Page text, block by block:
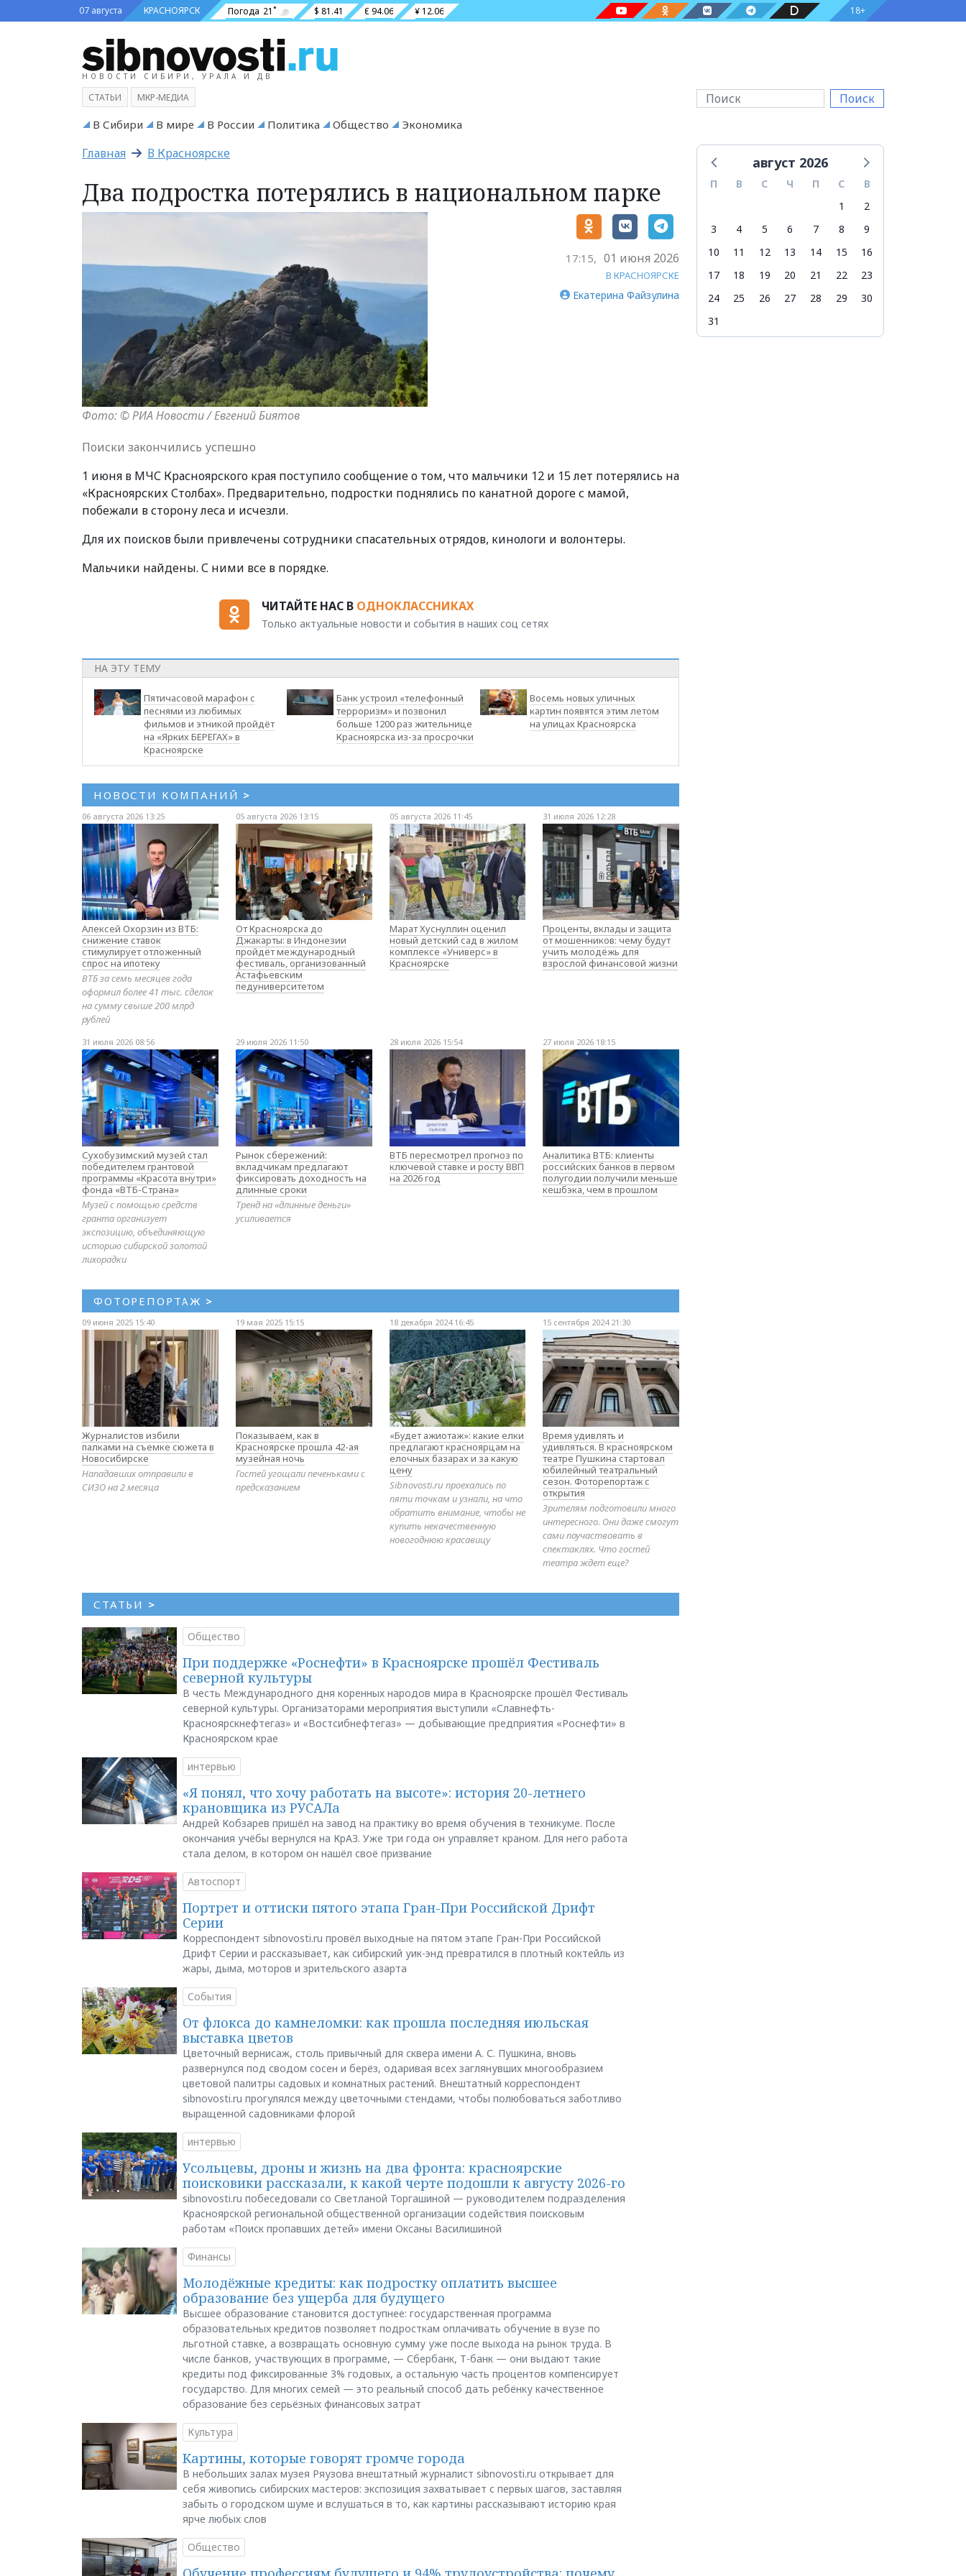
07 августа КРАСНОЯРСК Погода 21˚ $ 81.41 € 94.06 ¥ 12.06 18+
НОВОСТИ СИБИРИ, УРАЛА И ДВ
Поиск
СТАТЬИ МКР-МЕДИА
В Сибири В мире В России Политика Общество Экономика
Главная В Красноярске
Два подростка потерялись в национальном парке
Фото: © РИА Новости / Евгений Биятов
17:15, 01 июня 2026
В КРАСНОЯРСКЕ
Екатерина Файзулина
Поиски закончились успешно
1 июня в МЧС Красноярского края поступило сообщение о том, что мальчики 12 и 15 лет потерялись на
«Красноярских Столбах». Предварительно, подростки поднялись по канатной дороге с мамой,
побежали в сторону леса и исчезли.
Для их поисков были привлечены сотрудники спасательных отрядов, кинологи и волонтеры.
Мальчики найдены. С ними все в порядке.
ЧИТАЙТЕ НАС В ОДНОКЛАССНИКАХ
Только актуальные новости и события в наших соц сетях
НА ЭТУ ТЕМУ
Пятичасовой марафон с
песнями из любимых
фильмов и этникой пройдёт
на «Ярких БЕРЕГАХ» в
Красноярске
Банк устроил «телефонный
терроризм» и позвонил
больше 1200 раз жительнице
Красноярска из-за просрочки
Восемь новых уличных
картин появятся этим летом
на улицах Красноярска
НОВОСТИ КОМПАНИЙ >
06 августа 2026 13:25
Алексей Охорзин из ВТБ:
снижение ставок
стимулирует отложенный
спрос на ипотеку
ВТБ за семь месяцев года
оформил более 41 тыс. сделок
на сумму свыше 200 млрд
рублей
05 августа 2026 13:15
От Красноярска до
Джакарты: в Индонезии
пройдёт международный
фестиваль, организованный
Астафьевским
педуниверситетом
05 августа 2026 11:45
Марат Хуснуллин оценил
новый детский сад в жилом
комплексе «Универс» в
Красноярске
31 июля 2026 12:28
Проценты, вклады и защита
от мошенников: чему будут
учить молодёжь для
взрослой финансовой жизни
31 июля 2026 08:56
Сухобузимский музей стал
победителем грантовой
программы «Красота внутри»
фонда «ВТБ-Страна»
Музей с помощью средств
гранта организует
экспозицию, объединяющую
историю сибирской золотой
лихорадки
29 июля 2026 11:50
Рынок сбережений:
вкладчикам предлагают
фиксировать доходность на
длинные сроки
Тренд на «длинные деньги»
усиливается
28 июля 2026 15:54
ВТБ пересмотрел прогноз по
ключевой ставке и росту ВВП
на 2026 год
27 июля 2026 18:15
Аналитика ВТБ: клиенты
российских банков в первом
полугодии получили меньше
кешбэка, чем в прошлом
ФОТОРЕПОРТАЖ >
09 июня 2025 15:40
Журналистов избили
палками на съемке сюжета в
Новосибирске
Нападавших отправили в
СИЗО на 2 месяца
19 мая 2025 15:15
Показываем, как в
Красноярске прошла 42-ая
музейная ночь
Гостей угощали печеньками с
предсказанием
18 декабря 2024 16:45
«Будет ажиотаж»: какие елки
предлагают красноярцам на
елочных базарах и за какую
цену
Sibnovosti.ru проехались по
пяти точкам и узнали, на что
обратить внимание, чтобы не
купить некачественную
новогоднюю красавицу
15 сентября 2024 21:30
Время удивлять и
удивляться. В красноярском
театре Пушкина стартовал
юбилейный театральный
сезон. Фоторепортаж с
открытия
Зрителям подготовили много
интересного. Они даже смогут
сами поучаствовать в
спектаклях. Что гостей
театра ждет еще?
СТАТЬИ >
Общество
При поддержке «Роснефти» в Красноярске прошёл Фестиваль
северной культуры
В честь Международного дня коренных народов мира в Красноярске прошёл Фестиваль
северной культуры. Организаторами мероприятия выступили «Славнефть-
Красноярскнефтегаз» и «Востсибнефтегаз» — добывающие предприятия «Роснефти» в
Красноярском крае
интервью
«Я понял, что хочу работать на высоте»: история 20-летнего
крановщика из РУСАЛа
Андрей Кобзарев пришёл на завод на практику во время обучения в техникуме. После
окончания учёбы вернулся на КрАЗ. Уже три года он управляет краном. Для него работа
стала делом, в котором он нашёл своё призвание
Автоспорт
Портрет и оттиски пятого этапа Гран-При Российской Дрифт
Серии
Корреспондент sibnovosti.ru провёл выходные на пятом этапе Гран-При Российской
Дрифт Серии и рассказывает, как сибирский уик-энд превратился в плотный коктейль из
жары, дыма, моторов и зрительского азарта
События
От флокса до камнеломки: как прошла последняя июльская
выставка цветов
Цветочный вернисаж, столь привычный для сквера имени А. С. Пушкина, вновь
развернулся под сводом сосен и берёз, одаривая всех заглянувших многообразием
цветовой палитры садовых и комнатных растений. Внештатный корреспондент
sibnovosti.ru прогулялся между цветочными стендами, чтобы полюбоваться заботливо
выращенной садовниками флорой
интервью
Усольцевы, дроны и жизнь на два фронта: красноярские
поисковики рассказали, к какой черте подошли к августу 2026-го
sibnovosti.ru побеседовали со Светланой Торгашиной — руководителем подразделения
Красноярской региональной общественной организации содействия поисковым
работам «Поиск пропавших детей» имени Оксаны Василишиной
Финансы
Молодёжные кредиты: как подростку оплатить высшее
образование без ущерба для будущего
Высшее образование становится доступнее: государственная программа
образовательных кредитов позволяет подросткам оплачивать обучение в вузе по
льготной ставке, а возвращать основную сумму уже после выхода на рынок труда. В
числе банков, участвующих в программе, — Сбербанк, Т-банк — они выдают такие
кредиты под фиксированные 3% годовых, а остальную часть процентов компенсирует
государство. Для многих семей — это реальный способ дать ребёнку качественное
образование без серьёзных финансовых затрат
Культура
Картины, которые говорят громче города
В небольших залах музея Ряузова внештатный журналист sibnovosti.ru открывает для
себя живопись сибирских мастеров: экспозиция захватывает с первых шагов, заставляя
забыть о городском шуме и вслушаться в то, как картины рассказывают историю края
ярче любых слов
Общество
август 2026
П В С Ч П С
В
1
2
3
4 5 6 7 8
9
10
11 12 13 14 15
16
17
18 19 20 21 22
23
24
25 26 27 28 29
30
31